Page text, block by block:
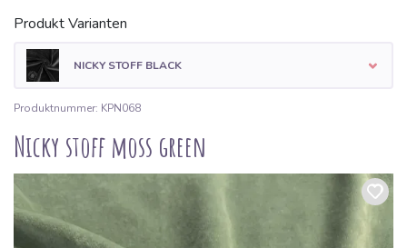
Produkt Varianten
NICKY STOFF BLACK
Produktnummer: KPN068
Nicky stoff moss green